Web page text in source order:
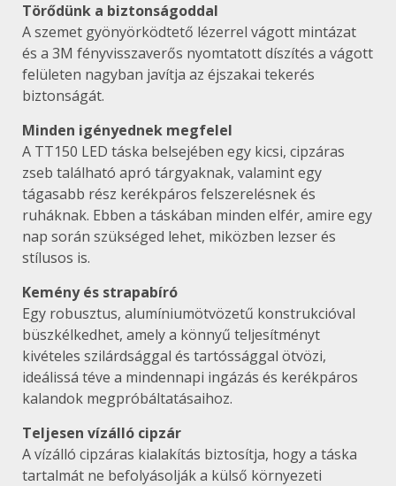
Törődünk a biztonságoddal
A szemet gyönyörködtető lézerrel vágott mintázat
és a 3M fényvisszaverős nyomtatott díszítés a vágott
felületen nagyban javítja az éjszakai tekerés
biztonságát.
Minden igényednek megfelel
A TT150 LED táska belsejében egy kicsi, cipzáras
zseb található apró tárgyaknak, valamint egy
tágasabb rész kerékpáros felszerelésnek és
ruháknak. Ebben a táskában minden elfér, amire egy
nap során szükséged lehet, miközben lezser és
stílusos is.
Kemény és strapabíró
Egy robusztus, alumíniumötvözetű konstrukcióval
büszkélkedhet, amely a könnyű teljesítményt
kivételes szilárdsággal és tartóssággal ötvözi,
ideálissá téve a mindennapi ingázás és kerékpáros
kalandok megpróbáltatásaihoz.
Teljesen vízálló cipzár
A vízálló cipzáras kialakítás biztosítja, hogy a táska
tartalmát ne befolyásolják a külső környezeti